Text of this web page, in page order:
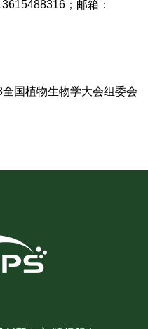
；邮箱：
植物生物学大会组委会